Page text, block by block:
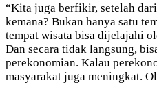
“Kita juga berfikir, setelah
kemana? Bukan hanya satu
tempat wisata bisa dijelajahi
Dan secara tidak langsung,
perekonomian. Kalau
masyarakat juga meningkat.